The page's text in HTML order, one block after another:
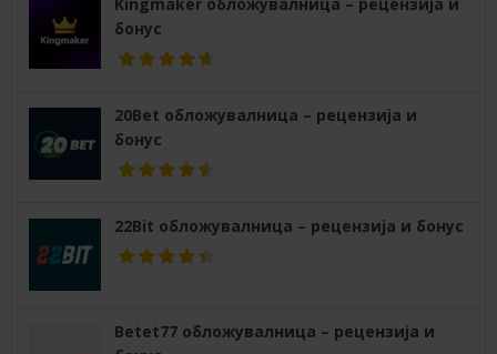
бонус
20Bet обложувалница – рецензија и
бонус
22Bit обложувалница – рецензија и бонус
Betet77 обложувалница – рецензија и